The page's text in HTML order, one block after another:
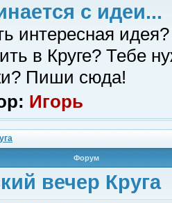
с идеи...
интересная
в Круге? Тебе
Пиши сюда!
Игорь
Форум
вечер Круга